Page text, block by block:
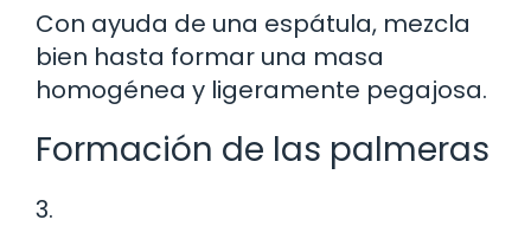
Con ayuda de una espátula, mezcla
bien hasta formar una masa
homogénea y ligeramente pegajosa.
Formación de las palmeras
3.